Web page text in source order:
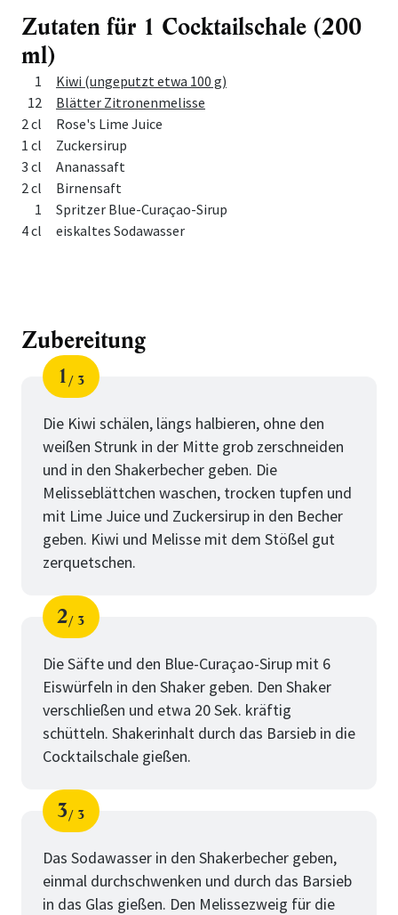
Zutaten für 1 Cocktailschale (200
ml)
MengeZutat
1
Kiwi (ungeputzt etwa 100 g)
12
Blätter Zitronenmelisse
2 cl
Rose's Lime Juice
1 cl
Zuckersirup
3 cl
Ananassaft
2 cl
Birnensaft
1
Spritzer Blue-Curaçao-Sirup
4 cl
eiskaltes Sodawasser
Zubereitung
Schritt
1
von
3
Die Kiwi schälen, längs halbieren, ohne den
weißen Strunk in der Mitte grob zerschneiden
und in den Shakerbecher geben. Die
Melisseblättchen waschen, trocken tupfen und
mit Lime Juice und Zuckersirup in den Becher
geben. Kiwi und Melisse mit dem Stößel gut
zerquetschen.
Schritt
2
von
3
Die Säfte und den Blue-Curaçao-Sirup mit 6
Eiswürfeln in den Shaker geben. Den Shaker
verschließen und etwa 20 Sek. kräftig
schütteln. Shakerinhalt durch das Barsieb in die
Cocktailschale gießen.
Schritt
3
von
3
Das Sodawasser in den Shakerbecher geben,
einmal durchschwenken und durch das Barsieb
in das Glas gießen. Den Melissezweig für die